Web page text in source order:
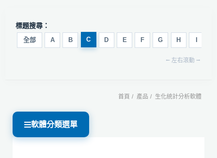
問卷
標題搜尋：
全部 A B C D E F G H
⭠ 左右滾動 ⭢
首頁 產品 生化統計分析軟體
軟體分類選單